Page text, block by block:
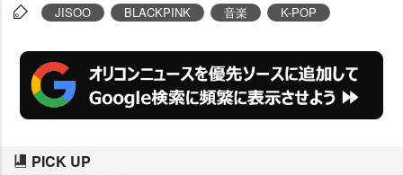
JISOO BLACKPINK 音楽 K-POP
PICK UP